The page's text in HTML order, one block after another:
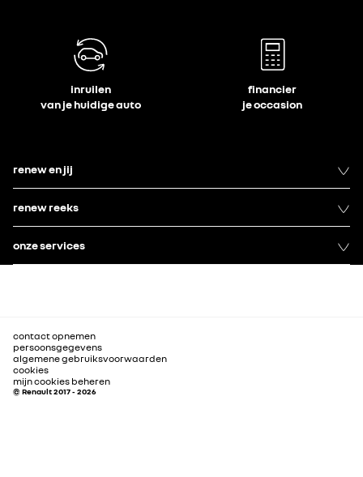
inruilen
van je huidige auto
financier
je occasion
renew en jij
renew reeks
onze services
contact opnemen
persoonsgegevens
algemene gebruiksvoorwaarden
cookies
mijn cookies beheren
© Renault 2017 - 2026